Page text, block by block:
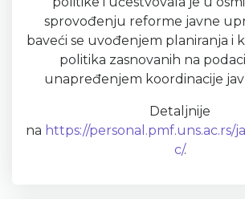
sprovođenju reforme javne
baveći se uvođenjem planiranja i
politika zasnovanih na
unapređenjem koordinacije
Detaljnije
na https://personal.pmf.uns.ac.rs/
c/.